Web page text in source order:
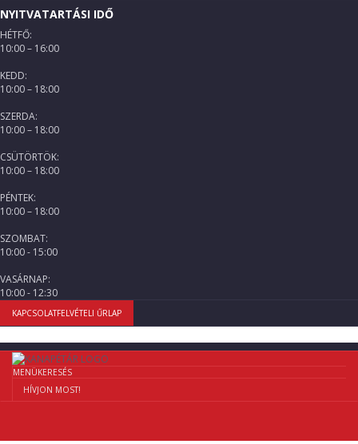
NYITVATARTÁSI IDŐ
HÉTFŐ:
10:00 – 16:00
KEDD:
10:00 – 18:00
SZERDA:
10:00 – 18:00
CSÜTÖRTÖK:
10:00 – 18:00
PÉNTEK:
10:00 – 18:00
SZOMBAT:
10:00 - 15:00
VASÁRNAP:
10:00 - 12:30
KAPCSOLATFELVÉTELI ŰRLAP
MENÜKERESÉS
HÍVJON MOST!